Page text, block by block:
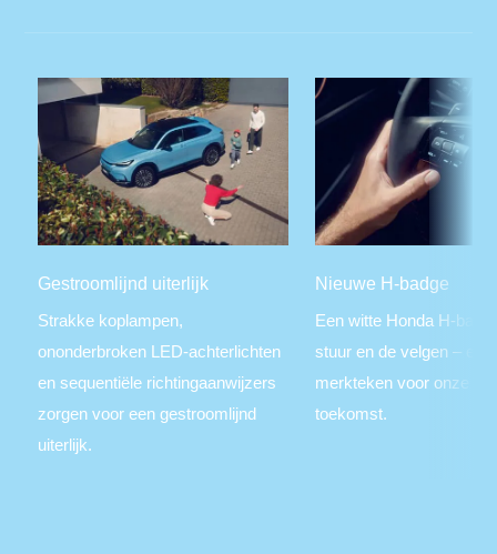
Gestroomlijnd uiterlijk
Strakke koplampen,
ononderbroken LED-achterlichten
en sequentiële richtingaanwijzers
zorgen voor een gestroomlijnd
uiterlijk.
Nieuwe H-badge
Een witte Honda H-
stuur en de velgen – een
merkteken voor onze
toekomst.